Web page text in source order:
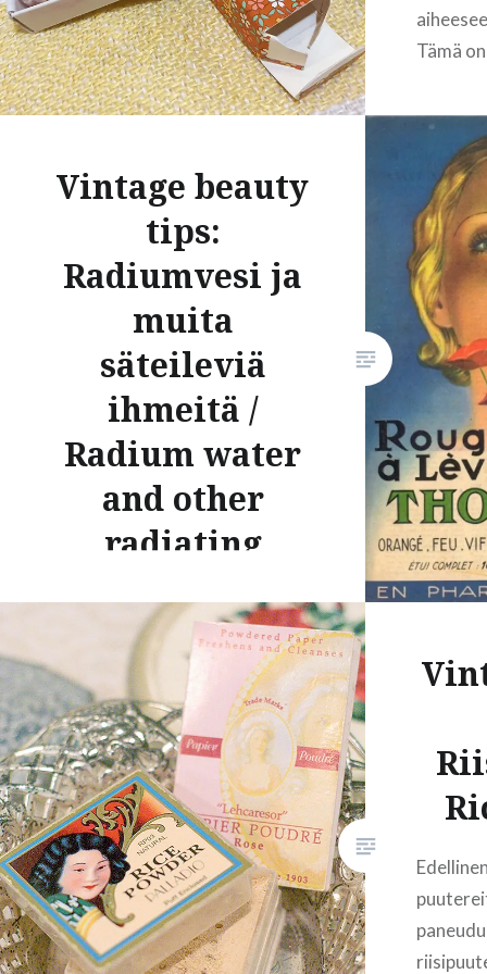
Tämä
mutta
vasta
1900-
ennen
tai
Vintage beauty
tips:
Radiumvesi ja
muita
säteileviä
ihmeitä /
Radium water
and other
radiating
Nykypäivänä on vaikea uskoa
että radioaktiivisuus on ollut
joskus muotia. Kun tiedetään
mitä se aiheuttaa kutakuinkin
kaikelle elävälle, tuntuu
jokseenkin karmealta ajatella
että radioaktiivisia aineita on
käytetty mm. juomavedessä ja
kosmetiikassa. Etenkin 1910-
30-luvuilla radioaktiivisuus oli
oikein erityisen siisti juttu, koska